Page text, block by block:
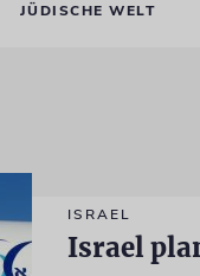
JÜDISCHE WELT
ISRAEL
Israel